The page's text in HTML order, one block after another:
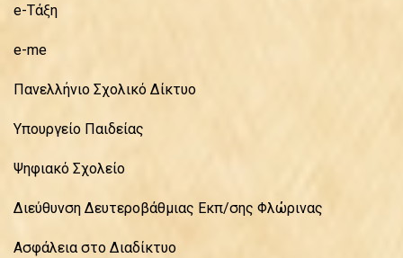
e-Τάξη
e-me
Πανελλήνιο Σχολικό Δίκτυο
Υπουργείο Παιδείας
Ψηφιακό Σχολείο
Διεύθυνση Δευτεροβάθμιας Εκπ/σης Φλώρινας
Ασφάλεια στο Διαδίκτυο